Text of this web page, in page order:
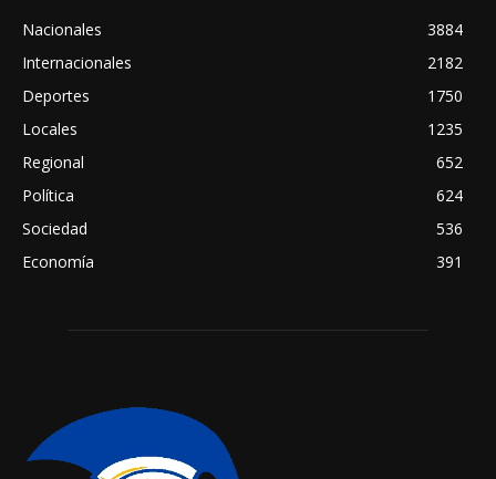
Nacionales
3884
Internacionales
2182
Deportes
1750
Locales
1235
Regional
652
Política
624
Sociedad
536
Economía
391